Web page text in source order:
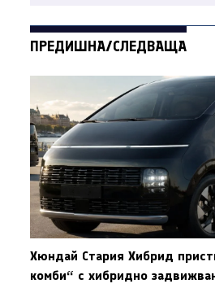
ПРЕДИШНА/СЛЕДВАЩА
Хюндай Стария Хибрид
комби“ с хибридно